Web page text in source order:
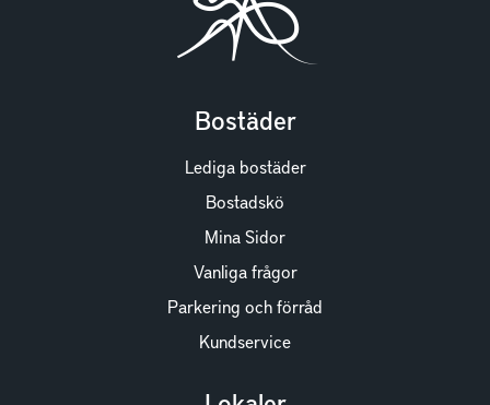
Bostäder
Lediga bostäder
Bostadskö
Mina Sidor
Vanliga frågor
Parkering och förråd
Kundservice